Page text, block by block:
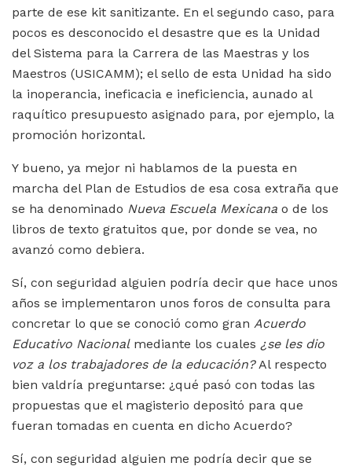
parte de ese kit sanitizante. En el segundo caso, para
pocos es desconocido el desastre que es la Unidad
del Sistema para la Carrera de las Maestras y los
Maestros (USICAMM); el sello de esta Unidad ha sido
la inoperancia, ineficacia e ineficiencia, aunado al
raquítico presupuesto asignado para, por ejemplo, la
promoción horizontal.
Y bueno, ya mejor ni hablamos de la puesta en
marcha del Plan de Estudios de esa cosa extraña que
se ha denominado Nueva Escuela Mexicana o de los
libros de texto gratuitos que, por donde se vea, no
avanzó como debiera.
Sí, con seguridad alguien podría decir que hace unos
años se implementaron unos foros de consulta para
concretar lo que se conoció como gran Acuerdo
Educativo Nacionalmediante los cuales ¿se les dio
voz a los trabajadores de la educación?Al respecto
bien valdría preguntarse: ¿qué pasó con todas las
propuestas que el magisterio depositó para que
fueran tomadas en cuenta en dicho Acuerdo?
Sí, con seguridad alguien me podría decir que se